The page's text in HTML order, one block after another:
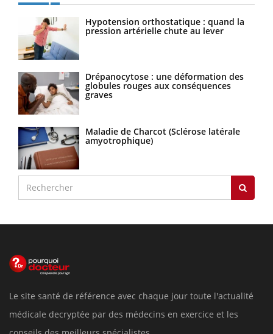
Hypotension orthostatique : quand la
pression artérielle chute au lever
Drépanocytose : une déformation des
globules rouges aux conséquences
graves
Maladie de Charcot (Sclérose latérale
amyotrophique)
Le site santé de référence avec chaque jour toute l'actualité
médicale decryptée par des médecins en exercice et les